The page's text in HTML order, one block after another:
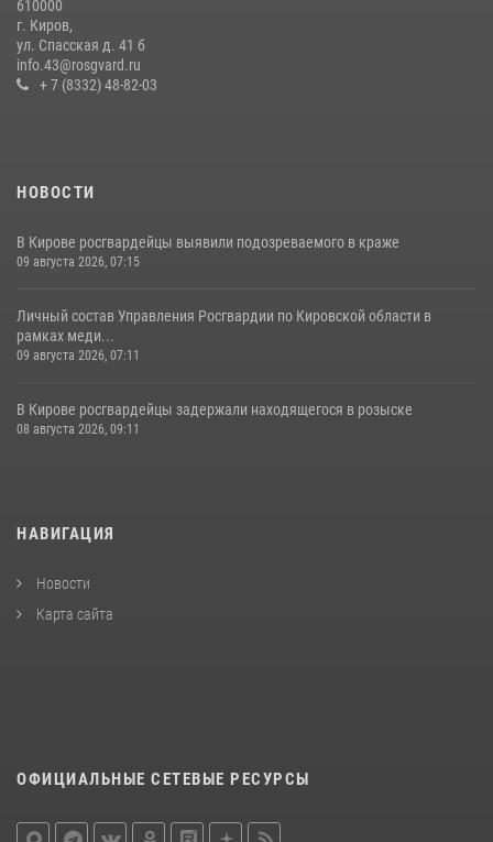
В Кирове и Кирово-Чепецке росгвардейцы задержали
подозреваемых в хулиганстве
19 июля 2026, 07:00
610000
г. Киров,
ул. Спасская д. 41 б
info.43@rosgvard.ru
+ 7 (8332) 48-82-03
НОВОСТИ
В Кирове росгвардейцы выявили подозреваемого в краже
09 августа 2026, 07:15
Личный состав Управления Росгвардии по Кировской области в
рамках меди...
09 августа 2026, 07:11
В Кирове росгвардейцы задержали находящегося в розыске
08 августа 2026, 09:11
НАВИГАЦИЯ
Новости
Карта сайта
ОФИЦИАЛЬНЫЕ СЕТЕВЫЕ РЕСУРСЫ